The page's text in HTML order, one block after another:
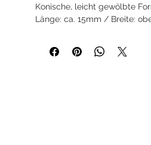
Konische, leicht gewölbte
Länge: ca. 15mm / Breite:
Im Lieferumfang enthalten: